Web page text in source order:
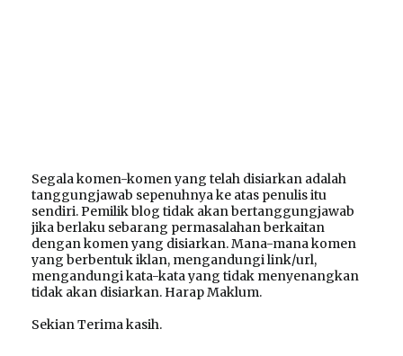
Segala komen-komen yang telah disiarkan adalah
tanggungjawab sepenuhnya ke atas penulis itu
sendiri. Pemilik blog tidak akan bertanggungjawab
jika berlaku sebarang permasalahan berkaitan
dengan komen yang disiarkan. Mana-mana komen
yang berbentuk iklan, mengandungi link/url,
mengandungi kata-kata yang tidak menyenangkan
tidak akan disiarkan. Harap Maklum.
Sekian Terima kasih.